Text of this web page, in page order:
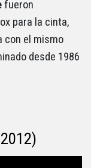
fueron
para la cinta,
con el mismo
desde 1986